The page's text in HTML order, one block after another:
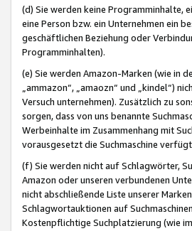
(d) Sie werden keine Programminhalte,
eine Person bzw. ein Unternehmen ein
geschäftlichen Beziehung oder
Programminhalten).
(e) Sie werden Amazon-Marken (wie in
„ammazon“, „amaozn“ und „kindel“)
Versuch unternehmen). Zusätzlich zu
sorgen, dass von uns benannte
Werbeinhalte im Zusammenhang mit
vorausgesetzt die Suchmaschine
(f) Sie werden nicht auf Schlagwörter,
Amazon oder unseren verbundenen
nicht abschließende Liste unserer
Schlagwortauktionen auf
Kostenpflichtige Suchplatzierung (wie im